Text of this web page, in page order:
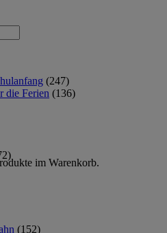
im Warenkorb.
(247)
die Ferien (136)
(152)